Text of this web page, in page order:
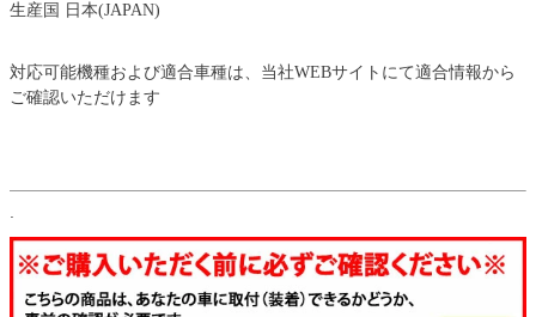
生産国 日本(JAPAN)
対応可能機種および適合車種は、当社WEBサイトにて適合情報から
ご確認いただけます
.